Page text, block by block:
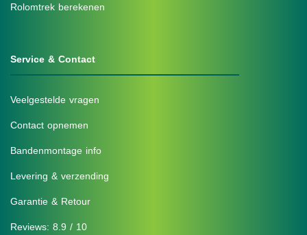
Rolomtrek berekenen
Service & Contact
Veelgestelde vragen
Contact opnemen
Bandenmontage info
Levering & verzending
Garantie & Retour
Reviews: 8.9 / 10